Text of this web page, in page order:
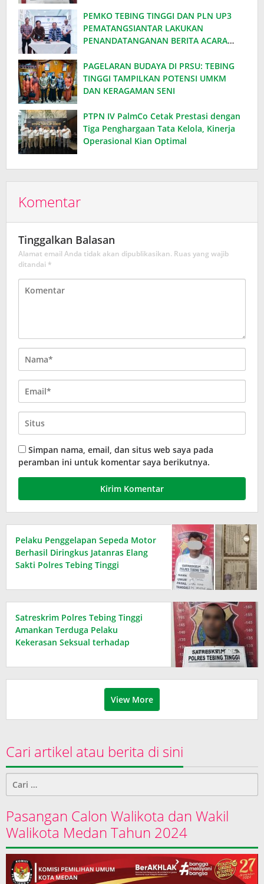
PEMKO TEBING TINGGI DAN PLN UP3
PEMATANGSIANTAR LAKUKAN
PENANDATANGANAN BERITA ACARA
RATUSAN JUTA PER BULAN
PAGELARAN BUDAYA DI PRSU: TEBING
TINGGI TAMPILKAN POTENSI UMKM
DAN KERAGAMAN SENI
PTPN IV PalmCo Cetak Prestasi dengan
Tiga Penghargaan Tata Kelola, Kinerja
Operasional Kian Optimal
Komentar
Tinggalkan Balasan
Alamat email Anda tidak akan dipublikasikan. Ruas yang wajib
ditandai *
Simpan nama, email, dan situs web saya pada
peramban ini untuk komentar saya berikutnya.
Pelaku Penggelapan Sepeda Motor
Berhasil Diringkus Jatanras Elang
Sakti Polres Tebing Tinggi
Satreskrim Polres Tebing Tinggi
Amankan Terduga Pelaku
Kekerasan Seksual terhadap
View More
Cari artikel atau berita di sini
untuk:
Pasangan Calon Walikota dan Wakil
Walikota Medan Tahun 2024